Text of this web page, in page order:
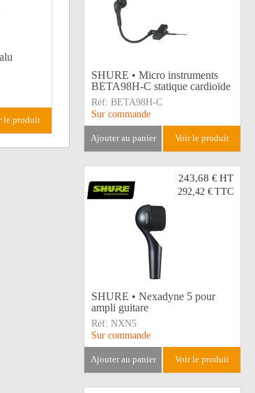
SHURE • Micro instruments
BETA98H-C statique cardioïde
Réf: BETA98H-C
Sur commande
ajouter au panier voir le produit
243,68 €HT
292,42 € TTC
SHURE • Nexadyne 5 pour
ampli guitare
Réf: NXN5
Sur commande
ajouter au panier voir le produit
le produit